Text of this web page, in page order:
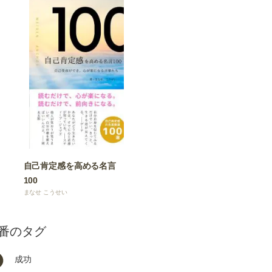
自己肯定感を高める名言
100
まなせ こうせい
のタグ
成功